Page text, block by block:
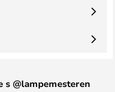
s @lampemesteren